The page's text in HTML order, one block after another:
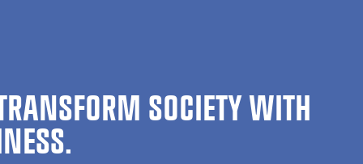
SOCIETY WITH